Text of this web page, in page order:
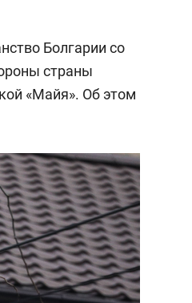
Болгарии со
страны
«Майя». Об этом